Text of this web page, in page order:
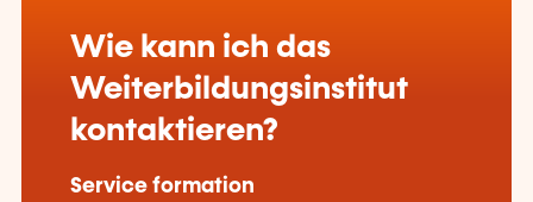
Wie kann ich das
Weiterbildungsinstitut
kontaktieren?
Service formation